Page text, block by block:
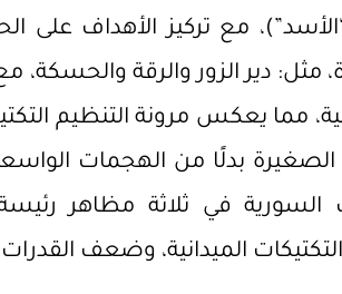
مع تركيز الأهداف على
دير الزور والرقة والحسكة، مع
مما يعكس مرونة التنظيم
الصغيرة بدلًا من الهجمات
السورية في ثلاثة مظاهر
الميدانية، وضعف